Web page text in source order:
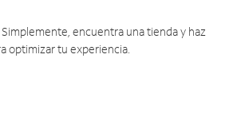
encuentra una tienda y haz
optimizar tu experiencia.